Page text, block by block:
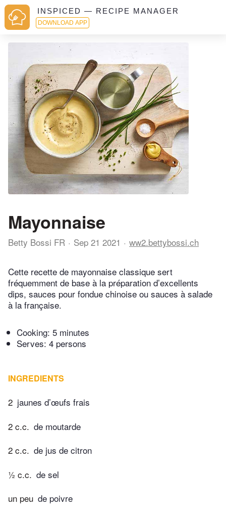
INSPICED — RECIPE MANAGER
DOWNLOAD APP
Mayonnaise
Betty Bossi FR Sep 21 2021 ww2.bettybossi.ch
Cette recette de mayonnaise classique sert
fréquemment de base à la préparation d’excellents
dips, sauces pour fondue chinoise ou sauces à salade
à la française.
Cooking: 5 minutes
Serves: 4 persons
INGREDIENTS
2 jaunes d’œufs frais
2 c.c. de moutarde
2 c.c. de jus de citron
½ c.c. de sel
un peu de poivre